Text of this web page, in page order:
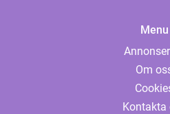
Menu
Om
Kontakta